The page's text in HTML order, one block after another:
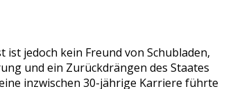
jedoch kein Freund von Schubladen,
und ein Zurückdrängen des Staates
inzwischen 30-jährige Karriere führte